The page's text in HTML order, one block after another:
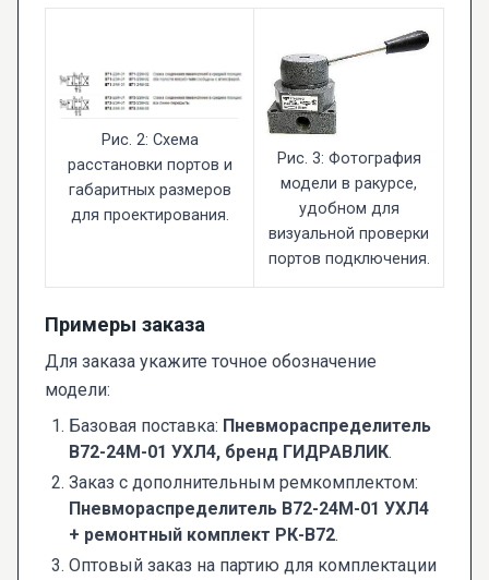
Рис. 2: Схема
расстановки портов и
габаритных размеров
для проектирования.
Рис. 3: Фотография
модели в ракурсе,
удобном для
визуальной проверки
портов подключения.
Примеры заказа
Для заказа укажите точное обозначение
модели:
Базовая поставка: Пневмораспределитель
В72-24М-01 УХЛ4, бренд ГИДРАВЛИК.
Заказ с дополнительным ремкомплектом:
Пневмораспределитель В72-24М-01 УХЛ4
+ ремонтный комплект РК-В72.
Оптовый заказ на партию для комплектации